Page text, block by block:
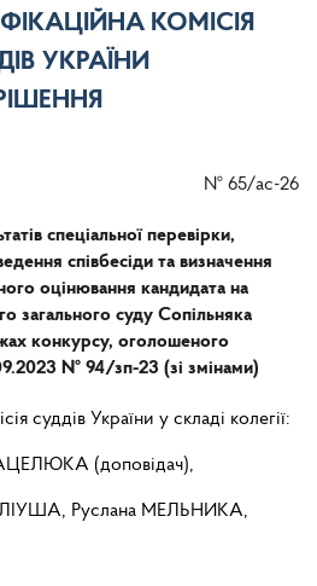
КОМІСІЯ
УКРАЇНИ
№ 65/ас-26
спеціальної перевірки,
співбесіди та визначення
оцінювання кандидата на
загального суду Сопільняка
конкурсу, оголошеного
№ 94/зп-23 (зі змінами)
суддів України у складі колегії:
(доповідач),
Руслана МЕЛЬНИКА,